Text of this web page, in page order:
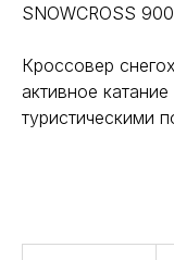
SNOWCROSS
Кроссовер
активное
туристическими